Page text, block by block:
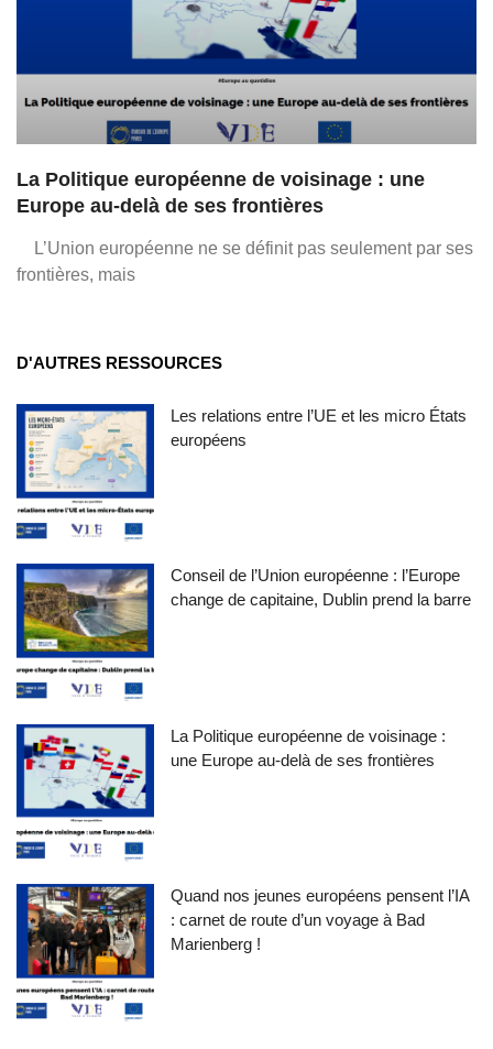
La Politique européenne de voisinage : une
Europe au-delà de ses frontières
L’Union européenne ne se définit pas seulement par ses
frontières, mais
D'AUTRES RESSOURCES
Les relations entre l’UE et les micro États
européens
Conseil de l’Union européenne : l’Europe
change de capitaine, Dublin prend la barre
La Politique européenne de voisinage :
une Europe au-delà de ses frontières
Quand nos jeunes européens pensent l’IA
: carnet de route d’un voyage à Bad
Marienberg !